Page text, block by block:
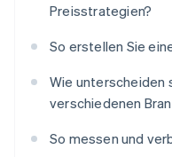
Preisstrategien?
So erstellen Sie
Wie unterscheiden
verschiedenen
So messen und